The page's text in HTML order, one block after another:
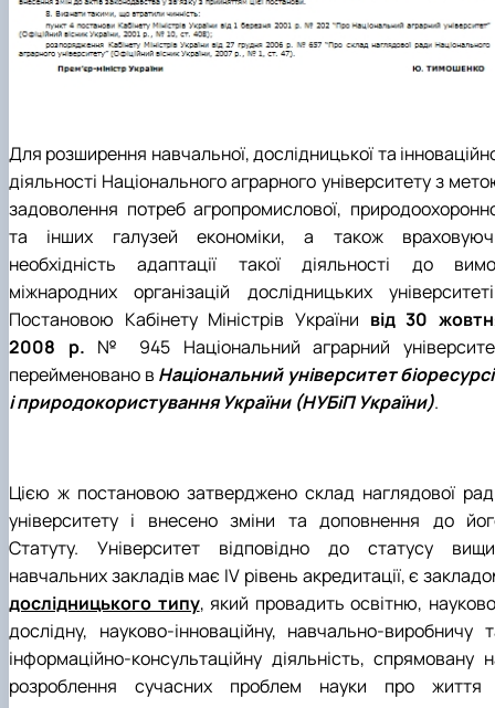
Для розширення навчальної, дослідницької та
діяльності Національного аграрного університету з
задоволення потреб агропромислової,
та інших галузей економіки, а також
необхідність адаптації такої діяльності до
міжнародних організацій дослідницьких
Постановою Кабінету Міністрів України від 30
2008 р. № 945 Національний аграрний
перейменовано в Національний університет
і природокористування України (НУБіП України).
Цією ж постановою затверджено склад наглядової
університету і внесено зміни та доповнення до
Статуту. Університет відповідно до статусу
навчальних закладів має IV рівень акредитації, є
дослідницького типу, який провадить освітню,
дослідну, науково-інноваційну, навчально-виробничу
інформаційно-консультаційну діяльність, спрямовану
розроблення сучасних проблем науки про життя